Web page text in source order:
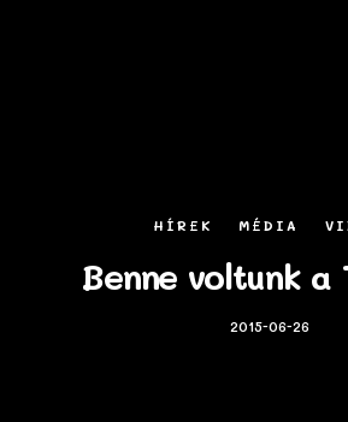
HÍREK MÉDIA
Benne voltunk a
2015-06-26